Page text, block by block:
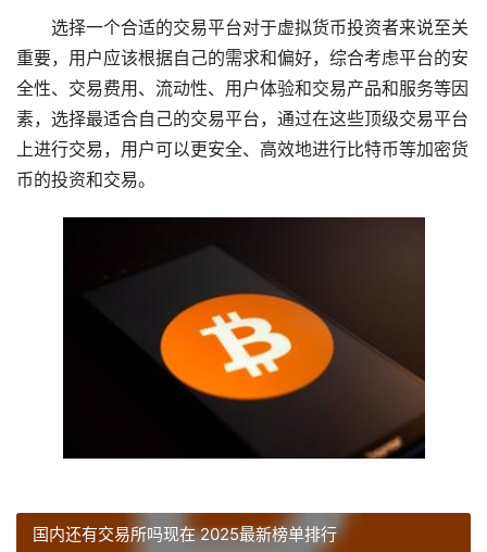
选择一个合适的交易平台对于虚拟货币投资者来说至关
重要，用户应该根据自己的需求和偏好，综合考虑平台的安
全性、交易费用、流动性、用户体验和交易产品和服务等因
素，选择最适合自己的交易平台，通过在这些顶级交易平台
上进行交易，用户可以更安全、高效地进行比特币等加密货
币的投资和交易。
国内还有交易所吗现在 2025最新榜单排行